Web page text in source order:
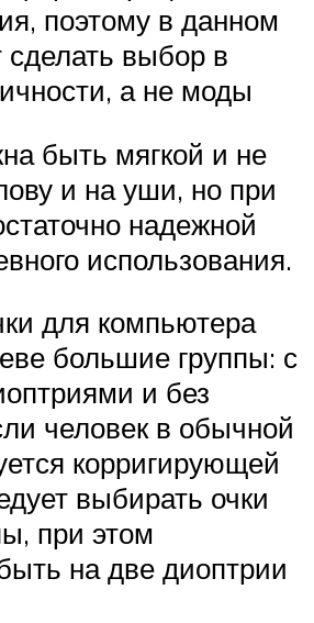
поэтому в данном
сделать выбор в
а не моды
быть мягкой и не
и на уши, но при
надежной
использования.
для компьютера
большие группы: с
и без
человек в обычной
корригирующей
выбирать очки
при этом
на две диоптрии